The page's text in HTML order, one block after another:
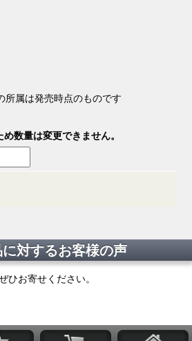
属は発売時点のものです
数量は変更できません。
に対するお客様の声
ひお寄せください。